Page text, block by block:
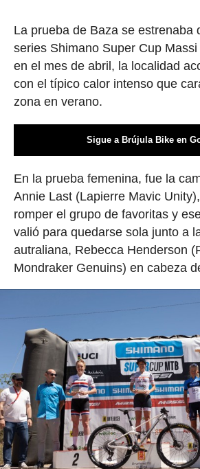
La prueba de Baza se estrenaba
series Shimano Super Cup
en el mes de abril, la localidad
con el típico calor intenso que
zona en verano.
Sigue a Brújula Bike en
En la prueba femenina, fue la
Annie Last (Lapierre Mavic
romper el grupo de favoritas y
valió para quedarse sola junto a
autraliana, Rebecca Henderson
Mondraker Genuins) en cabeza